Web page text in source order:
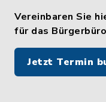
Vereinbaren Sie
für das
Jetzt Termin